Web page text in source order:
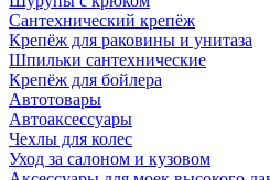
Сантехнический крепёж
Крепёж для раковины и унитаза
Шпильки сантехнические
Крепёж для бойлера
Автотовары
Автоаксессуары
Чехлы для колес
Уход за салоном и кузовом